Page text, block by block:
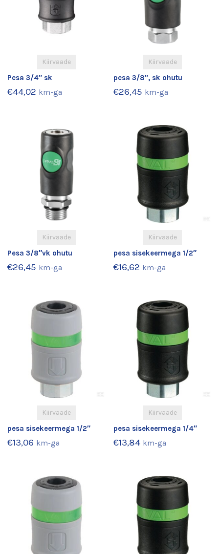
Kiirvaade
Pesa 3/4″ sk
€44,02 km-ga
Kiirvaade
pesa 3/8″, sk ohutu
€26,45 km-ga
Kiirvaade
Pesa 3/8″vk ohutu
€26,45 km-ga
Kiirvaade
pesa sisekeermega 1/2″
€16,62 km-ga
Kiirvaade
pesa sisekeermega 1/2″
€13,06 km-ga
Kiirvaade
pesa sisekeermega 1/4″
€13,84 km-ga